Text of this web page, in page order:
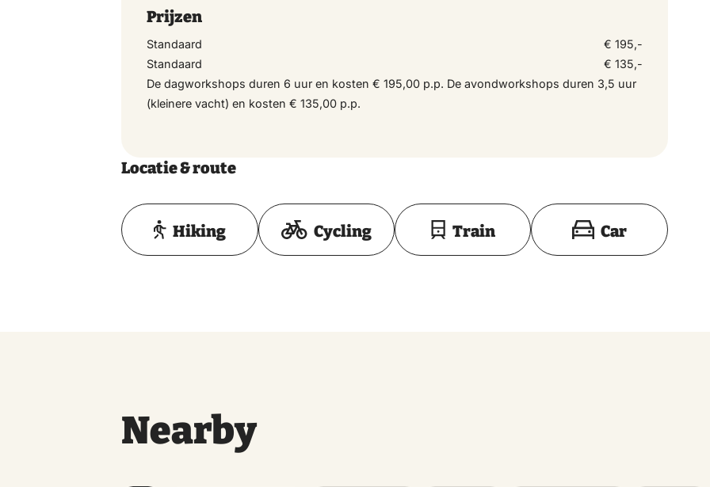
Prijzen
Standaard
€ 195,-
Standaard
€ 135,-
De dagworkshops duren 6 uur en kosten € 195,00 p.p. De avondworkshops duren 3,5 uur
(kleinere vacht) en kosten € 135,00 p.p.
Locatie & route
Toon op kaart
Hiking Cycling Train Car
Nearby